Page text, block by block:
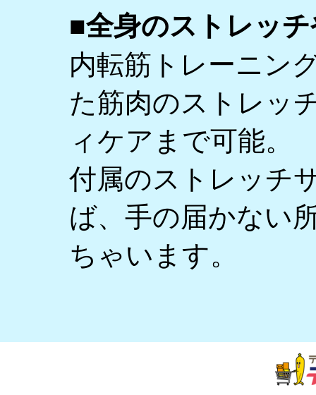
■全身のストレッ
内転筋トレーニン
た筋肉のストレッ
ィケアまで可能。
付属のストレッチ
ば、手の届かない
ちゃいます。